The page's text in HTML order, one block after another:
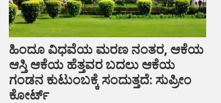
ಹಿಂದೂ ವಿಧವೆಯ ಮರಣ ನಂತರ, ಆಕೆಯ
ಆಸ್ತಿ ಆಕೆಯ ಹೆತ್ತವರ ಬದಲು ಆಕೆಯ
ಗಂಡನ ಕುಟುಂಬಕ್ಕೆ ಸಂದುತ್ತದೆ: ಸುಪ್ರೀಂ
ಕೋರ್ಟ್